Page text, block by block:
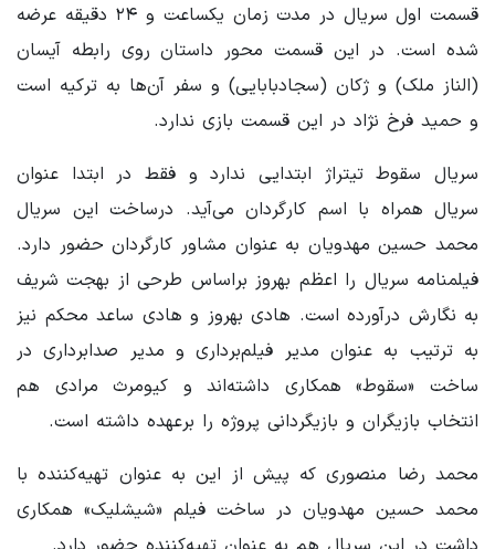
قسمت اول سریال در مدت زمان یکساعت و ۲۴ دقیقه عرضه
شده است. در این قسمت محور داستان روی رابطه آیسان
(الناز ملک) و ژکان (سجادبابایی) و سفر آن‌ها به ترکیه است
و حمید فرخ نژاد در این قسمت بازی ندارد.
سریال سقوط تیتراژ ابتدایی ندارد و فقط در ابتدا عنوان
سریال همراه با اسم کارگردان می‌آید. درساخت این سریال
محمد حسین مهدویان به عنوان مشاور کارگردان حضور دارد.
فیلمنامه سریال را اعظم بهروز براساس طرحی از بهجت شریف
به نگارش درآورده است. هادی بهروز و هادی ساعد محکم نیز
به ترتیب به عنوان مدیر فیلم‌برداری و مدیر صدابرداری در
ساخت «سقوط» همکاری داشته‌اند و کیومرث مرادی هم
انتخاب بازیگران و بازیگردانی پروژه را برعهده داشته است.
محمد رضا منصوری که پیش از این به عنوان تهیه‌کننده با
محمد حسین مهدویان در ساخت فیلم «شیشلیک» همکاری